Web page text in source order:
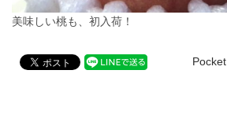
美味しい桃も、初入荷！
Pocket